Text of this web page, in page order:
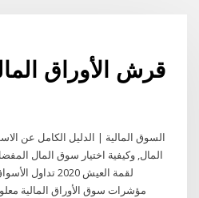
قرش الأوراق المالية
السوق المالية | الدليل الكامل عن
المال, وكيفية اختيار سوق المال
لقمة العيش 2020
مؤشرات سوق الأوراق المالية